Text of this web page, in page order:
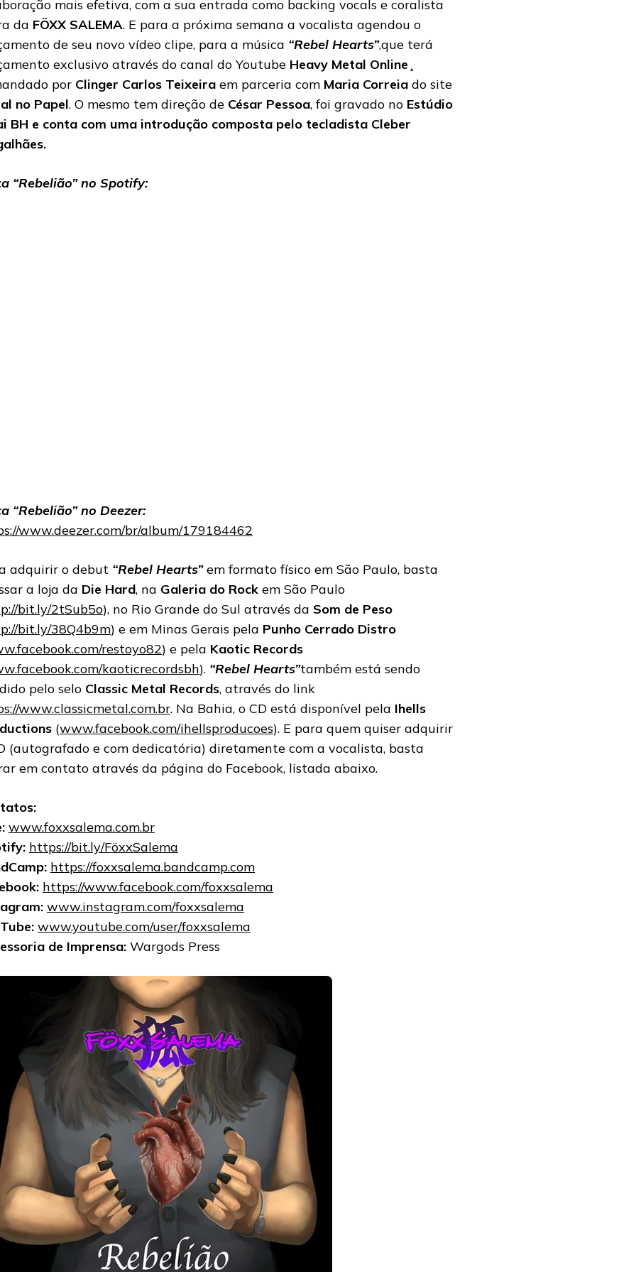
mais efetiva, com a sua entrada como backing vocals e coralista
da FÖXX SALEMA. E para a próxima semana a vocalista agendou o
de seu novo vídeo clipe, para a música “Rebel Hearts”,que terá
exclusivo através do canal do Youtube Heavy Metal Online¸
por Clinger Carlos Teixeira em parceria com Maria Correia do site
no Papel. O mesmo tem direção de César Pessoa, foi gravado no Estúdio
BH e conta com uma introdução composta pelo tecladista Cleber
.
“Rebelião” no Spotify:
“Rebelião” no Deezer:
www.deezer.com/br/album/179184462
adquirir o debut “Rebel Hearts”em formato físico em São Paulo, basta
a loja da Die Hard, na Galeria do Rock em São Paulo
bit.ly/2tSub5o), no Rio Grande do Sul através da Som de Peso
bit.ly/38Q4b9m) e em Minas Gerais pela Punho Cerrado Distro
restoyo82) e pela Kaotic Records
kaoticrecordsbh). “Rebel Hearts”também está sendo
pelo selo Classic Metal Records, através do link
www.classicmetal.com.br. Na Bahia, o CD está disponível pela Ihells
(www.facebook.com/ihellsproducoes). E para quem quiser adquirir
(autografado e com dedicatória) diretamente com a vocalista, basta
em contato através da página do Facebook, listada abaixo.
www.foxxsalema.com.br
https://bit.ly/FöxxSalema
https://foxxsalema.bandcamp.com
https://www.facebook.com/foxxsalema
www.instagram.com/foxxsalema
www.youtube.com/user/foxxsalema
de Imprensa: Wargods Press